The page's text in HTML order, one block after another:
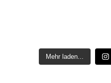
Mehr laden...